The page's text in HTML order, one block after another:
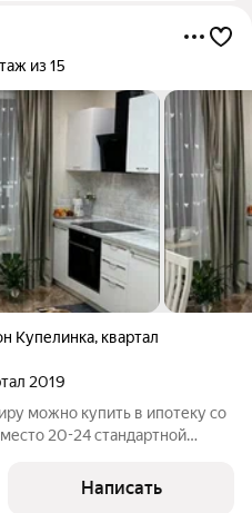
из 15
Купелинка, квартал
2019
можно купить в ипотеку со
20-24 стандартной
класса ЖК " У реки. Эко
Написать